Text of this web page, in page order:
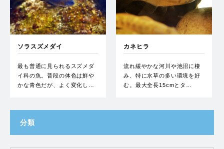
ソラスズメダイ
最も普通に見られるスズメダ
イ科の魚。普段の体色は鮮や
かな青色だが、よく変化し…
カネヒラ
流れ緩やかな河川や池沼に棲
み、特に水草の多い環境を好
む。最大全長15cmとタ…
分類